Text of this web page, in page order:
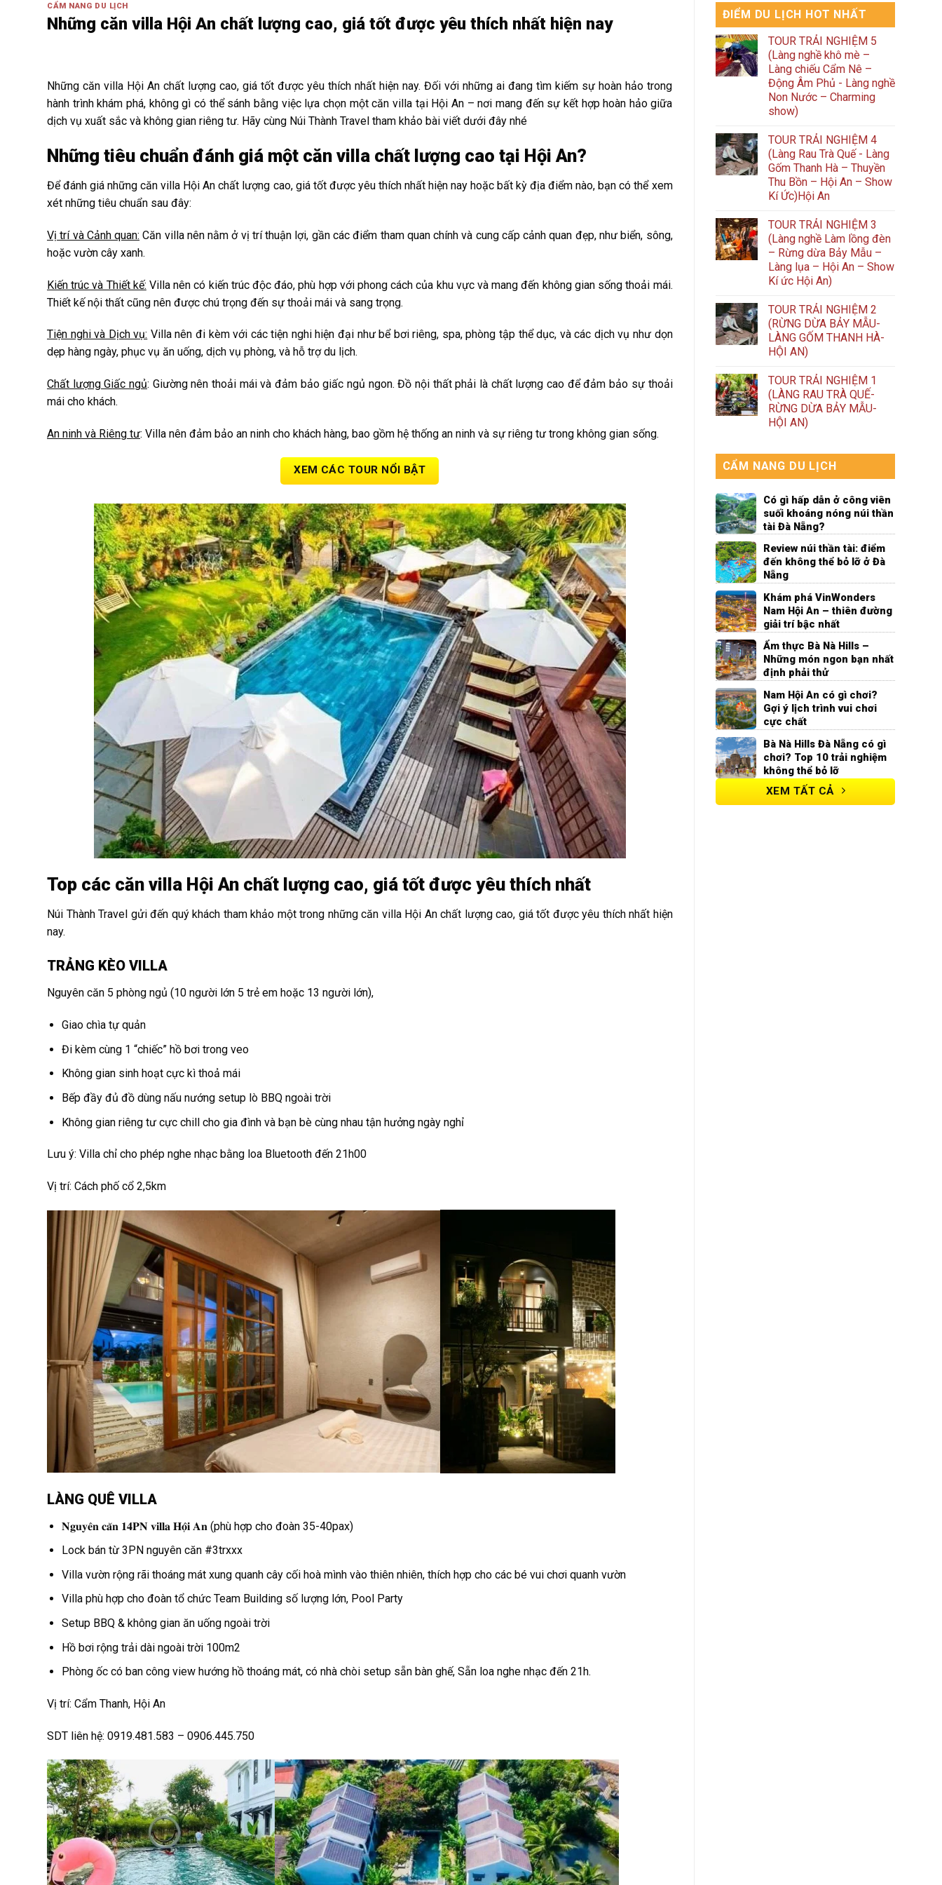
CẨM NANG DU LỊCH
Những căn villa Hội An chất lượng cao, giá tốt được yêu thích nhất hiện nay
Những căn villa Hội An chất lượng cao, giá tốt được yêu thích nhất hiện nay. Đối với những ai đang tìm kiếm sự hoàn hảo trong
hành trình khám phá, không gì có thể sánh bằng việc lựa chọn một căn villa tại Hội An – nơi mang đến sự kết hợp hoàn hảo giữa
dịch vụ xuất sắc và không gian riêng tư. Hãy cùng Núi Thành Travel tham khảo bài viết dưới đây nhé
Những tiêu chuẩn đánh giá một căn villa chất lượng cao tại Hội An?
Để đánh giá những căn villa Hội An chất lượng cao, giá tốt được yêu thích nhất hiện nay hoặc bất kỳ địa điểm nào, bạn có thể xem
xét những tiêu chuẩn sau đây:
Vị trí và Cảnh quan: Căn villa nên nằm ở vị trí thuận lợi, gần các điểm tham quan chính và cung cấp cảnh quan đẹp, như biển, sông,
hoặc vườn cây xanh.
Kiến trúc và Thiết kế: Villa nên có kiến trúc độc đáo, phù hợp với phong cách của khu vực và mang đến không gian sống thoải mái.
Thiết kế nội thất cũng nên được chú trọng đến sự thoải mái và sang trọng.
Tiện nghi và Dịch vụ: Villa nên đi kèm với các tiện nghi hiện đại như bể bơi riêng, spa, phòng tập thể dục, và các dịch vụ như dọn
dẹp hàng ngày, phục vụ ăn uống, dịch vụ phòng, và hỗ trợ du lịch.
Chất lượng Giấc ngủ: Giường nên thoải mái và đảm bảo giấc ngủ ngon. Đồ nội thất phải là chất lượng cao để đảm bảo sự thoải
mái cho khách.
An ninh và Riêng tư: Villa nên đảm bảo an ninh cho khách hàng, bao gồm hệ thống an ninh và sự riêng tư trong không gian sống.
XEM CÁC TOUR NỔI BẬT
Top các căn villa Hội An chất lượng cao, giá tốt được yêu thích nhất
Núi Thành Travel gửi đến quý khách tham khảo một trong những căn villa Hội An chất lượng cao, giá tốt được yêu thích nhất hiện
nay.
TRẢNG KÈO VILLA
Nguyên căn 5 phòng ngủ (10 người lớn 5 trẻ em hoặc 13 người lớn),
Giao chìa tự quản
Đi kèm cùng 1 “chiếc” hồ bơi trong veo
Không gian sinh hoạt cực kì thoả mái
Bếp đầy đủ đồ dùng nấu nướng setup lò BBQ ngoài trời
Không gian riêng tư cực chill cho gia đình và bạn bè cùng nhau tận hưởng ngày nghỉ
Lưu ý: Villa chỉ cho phép nghe nhạc bằng loa Bluetooth đến 21h00
Vị trí: Cách phố cổ 2,5km
LÀNG QUÊ VILLA
𝐍𝐠𝐮𝐲𝐞̂𝐧 𝐜𝐚̆𝐧 𝟏𝟒𝐏𝐍 𝐯𝐢𝐥𝐥𝐚 𝐇𝐨̣̂𝐢 𝐀𝐧 (phù hợp cho đoàn 35-40pax)
Lock bán từ 3PN nguyên căn #3trxxx
Villa vườn rộng rãi thoáng mát xung quanh cây cối hoà mình vào thiên nhiên, thích hợp cho các bé vui chơi quanh vườn
Villa phù hợp cho đoàn tổ chức Team Building số lượng lớn, Pool Party
Setup BBQ & không gian ăn uống ngoài trời
Hồ bơi rộng trải dài ngoài trời 100m2
Phòng ốc có ban công view hướng hồ thoáng mát, có nhà chòi setup sẵn bàn ghế, Sẵn loa nghe nhạc đến 21h.
Vị trí: Cẩm Thanh, Hội An
SDT liên hệ: 0919.481.583 – 0906.445.750
ĐIỂM DU LỊCH HOT NHẤT
TOUR TRẢI NGHIỆM 5
(Làng nghề khô mè –
Làng chiếu Cẩm Nê –
Động Âm Phủ - Làng nghề
Non Nước – Charming
show)
TOUR TRẢI NGHIỆM 4
(Làng Rau Trà Quế - Làng
Gốm Thanh Hà – Thuyền
Thu Bồn – Hội An – Show
Kí Ức)Hội An
TOUR TRẢI NGHIỆM 3
(Làng nghề Làm lồng đèn
– Rừng dừa Bảy Mẫu –
Làng lụa – Hội An – Show
Kí ức Hội An)
TOUR TRẢI NGHIỆM 2
(RỪNG DỪA BẢY MẪU-
LÀNG GỐM THANH HÀ-
HỘI AN)
TOUR TRẢI NGHIỆM 1
(LÀNG RAU TRÀ QUẾ-
RỪNG DỪA BẢY MẪU-
HỘI AN)
CẨM NANG DU LỊCH
Có gì hấp dẫn ở công viên
suối khoáng nóng núi thần
tài Đà Nẵng?
Review núi thần tài: điểm
đến không thể bỏ lỡ ở Đà
Nẵng
Khám phá VinWonders
Nam Hội An – thiên đường
giải trí bậc nhất
Ẩm thực Bà Nà Hills –
Những món ngon bạn nhất
định phải thử
Nam Hội An có gì chơi?
Gợi ý lịch trình vui chơi
cực chất
Bà Nà Hills Đà Nẵng có gì
chơi? Top 10 trải nghiệm
không thể bỏ lỡ
XEM TẤT CẢ